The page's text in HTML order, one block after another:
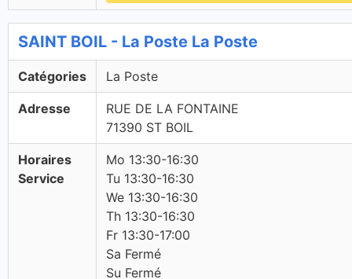
SAINT BOIL - La Poste La Poste
Catégories La Poste
Adresse
RUE DE LA FONTAINE
71390 ST BOIL
Horaires
Service
Mo 13:30-16:30
Tu 13:30-16:30
We 13:30-16:30
Th 13:30-16:30
Fr 13:30-17:00
Sa Fermé
Su Fermé